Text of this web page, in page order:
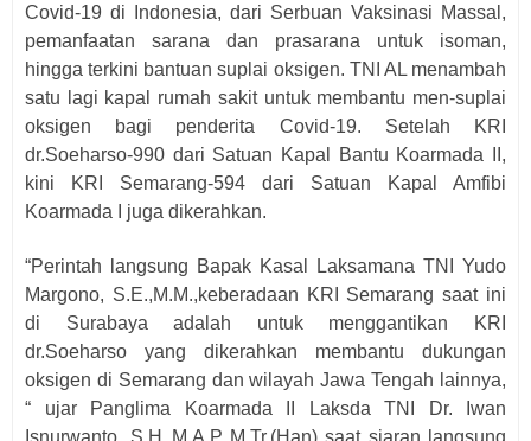
Covid-19 di Indonesia, dari Serbuan Vaksinasi Massal,
pemanfaatan sarana dan prasarana untuk isoman,
hingga terkini bantuan suplai oksigen. TNI AL menambah
satu lagi kapal rumah sakit untuk membantu men-suplai
oksigen bagi penderita Covid-19. Setelah KRI
dr.Soeharso-990 dari Satuan Kapal Bantu Koarmada II,
kini KRI Semarang-594 dari Satuan Kapal Amfibi
Koarmada I juga dikerahkan.
“Perintah langsung Bapak Kasal Laksamana TNI Yudo
Margono, S.E.,M.M.,keberadaan KRI Semarang saat ini
di Surabaya adalah untuk menggantikan KRI
dr.Soeharso yang dikerahkan membantu dukungan
oksigen di Semarang dan wilayah Jawa Tengah lainnya,
“ ujar Panglima Koarmada II Laksda TNI Dr. Iwan
Isnurwanto, S.H.,M.A.P.,M.Tr.(Han) saat siaran langsung